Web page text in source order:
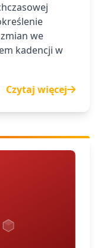
we
kadencji w
Czytaj więcej